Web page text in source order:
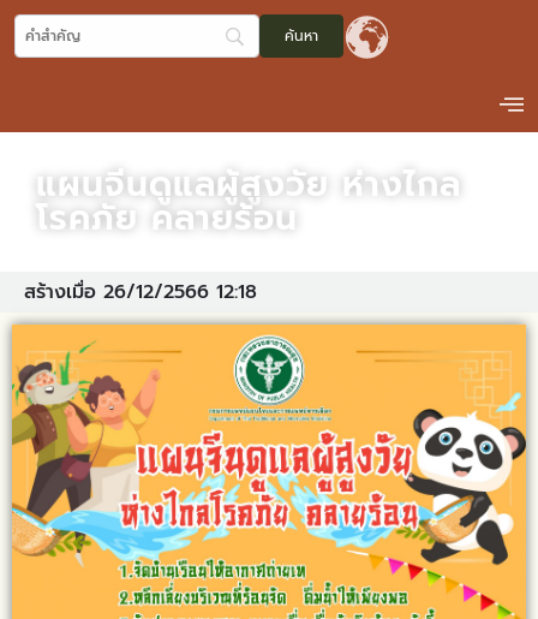
แผนจีนดูแลผู้สูงวัย ห่างไกล
โรคภัย คลายร้อน
สร้างเมื่อ 26/12/2566 12:18